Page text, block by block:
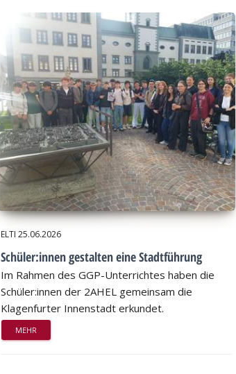
ELTI 25.06.2026
Schüler:innen gestalten eine Stadtführung
Im Rahmen des GGP-Unterrichtes haben die
Schüler:innen der 2AHEL gemeinsam die
Klagenfurter Innenstadt erkundet.
MEHR